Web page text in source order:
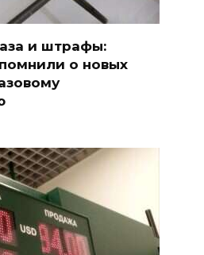
и штрафы:
о новых